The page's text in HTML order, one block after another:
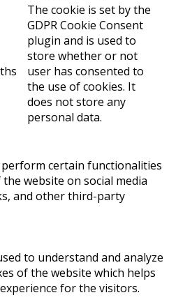
The cookie is set by the
GDPR Cookie Consent
plugin and is used to
store whether or not
user has consented to
the use of cookies. It
does not store any
personal data.
certain functionalities
website on social media
and other third-party
to understand and analyze
of the website which helps
for the visitors.